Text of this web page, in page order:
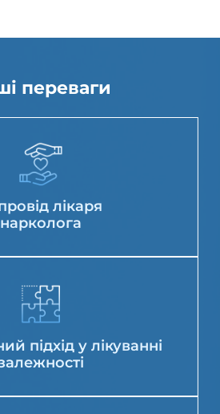
переваги
лікаря
нарколога
підхід у лікуванні